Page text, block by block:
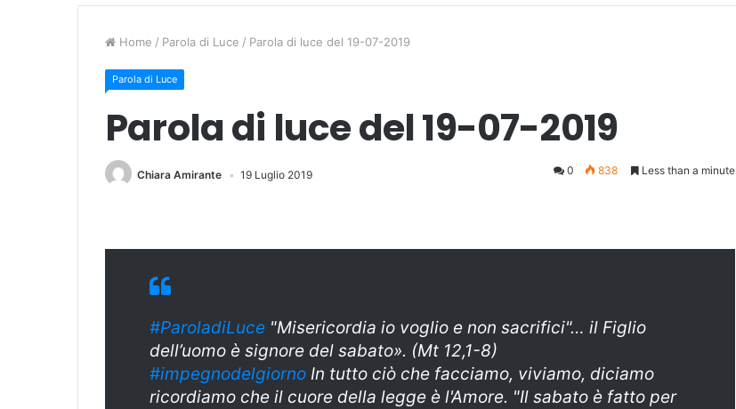
Home / Parola di Luce / Parola di luce del 19-07-2019
Parola di Luce
Parola di luce del 19-07-2019
Chiara Amirante 19 Luglio 2019 0 838 Less than a minute
#ParoladiLuce "Misericordia io voglio e non sacrifici"… il Figlio
dell’uomo è signore del sabato». (Mt 12,1-8)
#impegnodelgiorno In tutto ciò che facciamo, viviamo, diciamo
ricordiamo che il cuore della legge è l'Amore. "Il sabato è fatto per